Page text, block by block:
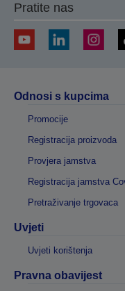
Pratite nas
Odnosi s kupcima
Promocije
Registracija proizvoda
Provjera jamstva
Registracija jamstva
Pretraživanje trgovaca
Uvjeti
Uvjeti korištenja
Pravna obavijest